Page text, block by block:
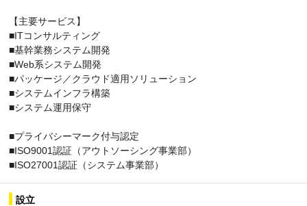
【主要サービス】
■ITコンサルティング
■基幹業務システム開発
■Web系システム開発
■パッケージ／クラウド適用ソリューション
■システムインフラ構築
■システム運用保守
■プライバシーマーク付与認定
■ISO9001認証（アウトソーシング事業部）
■ISO27001認証（システム事業部）
設立